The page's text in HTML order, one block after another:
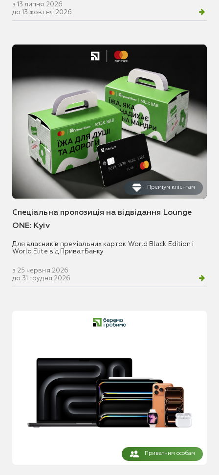
з 13 липня 2026
до 13 жовтня 2026
Преміум клієнтам
Спеціальна пропозиція на відвідання Lounge
ONE: Kyiv
Для власників преміальних карток World Black Edition і
World Elite від ПриватБанку
з 25 червня 2026
до 31 грудня 2026
Приватним особам